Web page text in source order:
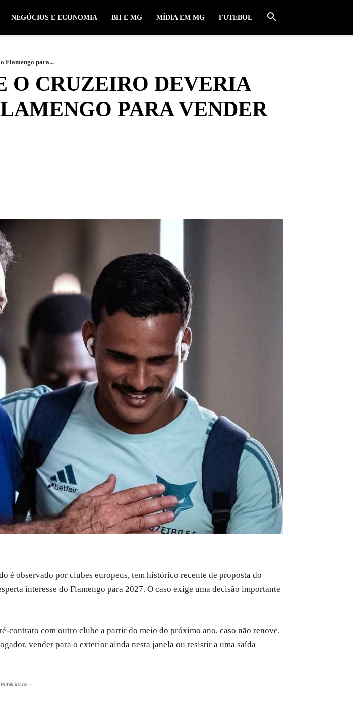
NEGÓCIOS E ECONOMIA BH E MG MÍDIA EM MG FUTEBOL
Flamengo para...
O CRUZEIRO DEVERIA
PARA VENDER
é observado por clubes europeus, tem histórico recente de proposta do
interesse do Flamengo para 2027. O caso exige uma decisão importante
contrato com outro clube a partir do meio do próximo ano, caso não renove.
vender para o exterior ainda nesta janela ou resistir a uma saída
-